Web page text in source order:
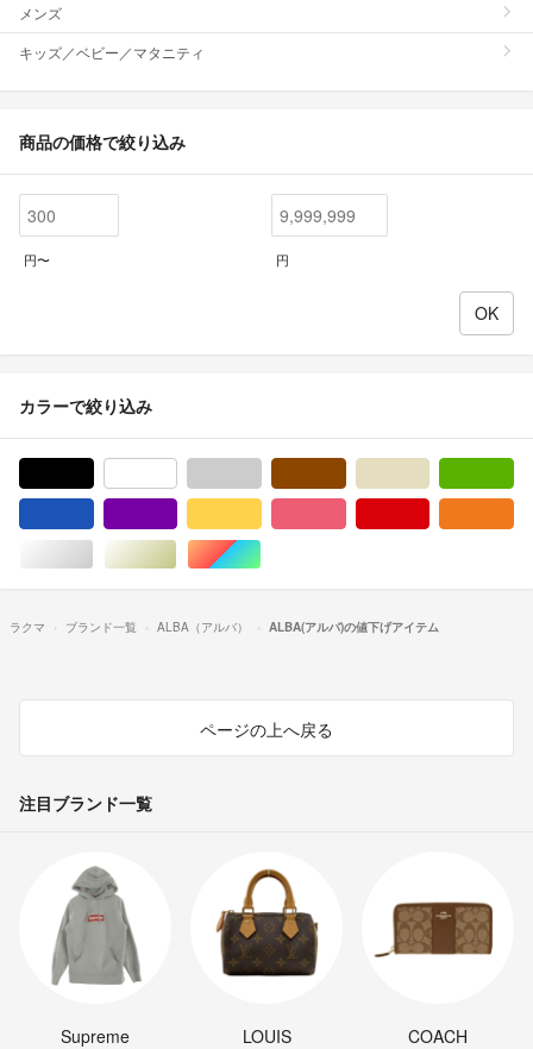
メンズ
キッズ／ベビー／マタニティ
商品の価格で絞り込み
円〜 円
カラーで絞り込み
シルバー/銀色系ゴールド/金色系マルチカラー
ラクマ ブランド一覧 ALBA（アルバ） ALBA(アルバ)の値下げアイテム
ページの上へ戻る
注目ブランド一覧
Supreme
LOUIS
COACH